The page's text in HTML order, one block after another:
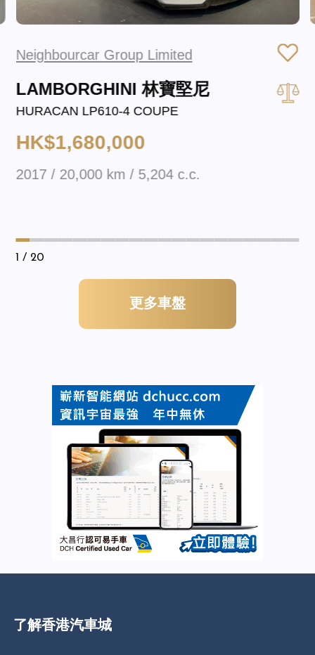
Neighbourcar Group Limited
LAMBORGHINI 林寶堅尼
HURACAN LP610-4 COUPE
HK$1,680,000
2017 / 20,000 km / 5,204 c.c.
1 / 20
更多車盤
了解香港汽車城